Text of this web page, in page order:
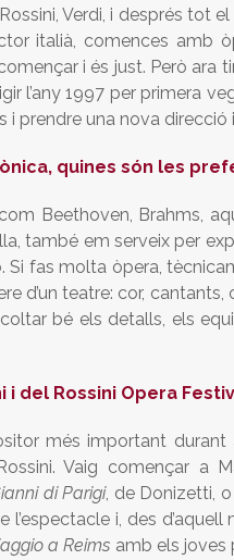
Verdi, i després tot
italià, comences amb
i és just. Però
l’any 1997 per primera
prendre una nova direcció
quines són les
Beethoven, Brahms,
també em serveix per
Si fas molta òpera,
d’un teatre: cor,
bé els detalls, els
del Rossini Opera
més important
Vaig començar a
di Parigi, de Donizetti,
l’espectacle i, des
a Reims amb els joves